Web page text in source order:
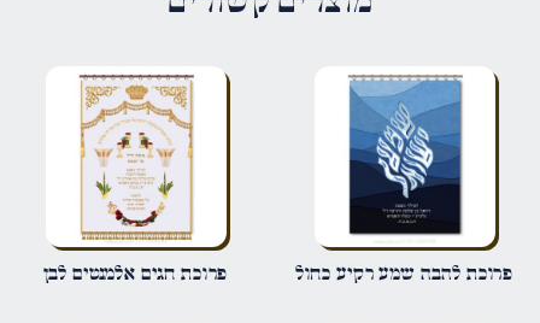
הביקורת שלך*
שם*
פרוכת להבה שמע רקיע כחול פרוכת חגים אלמנטים לבן